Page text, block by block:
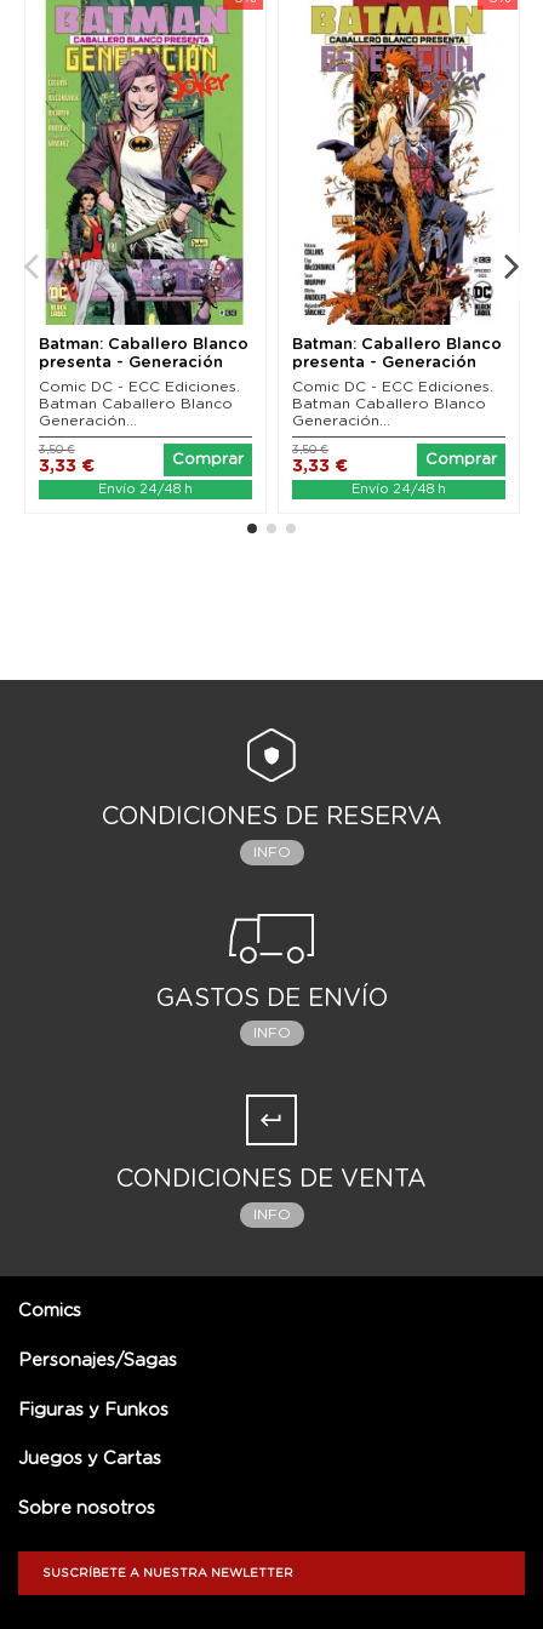
Batman: Caballero Blanco
presenta - Generación
Joker 01 (de 6)
Comic DC - ECC Ediciones.
Batman Caballero Blanco
Generación...
3,33 €
3,50 €
Comprar
Envío 24/48 h
Batman: Caballero Blanco
presenta - Generación
Joker 02 (de 6)
Comic DC - ECC Ediciones.
Batman Caballero Blanco
Generación...
3,33 €
3,50 €
Comprar
Envío 24/48 h
CONDICIONES DE RESERVA
INFO
GASTOS DE ENVÍO
INFO
CONDICIONES DE VENTA
INFO
Comics
Personajes/Sagas
Figuras y Funkos
Juegos y Cartas
Sobre nosotros
SUSCRÍBETE A NUESTRA NEWLETTER